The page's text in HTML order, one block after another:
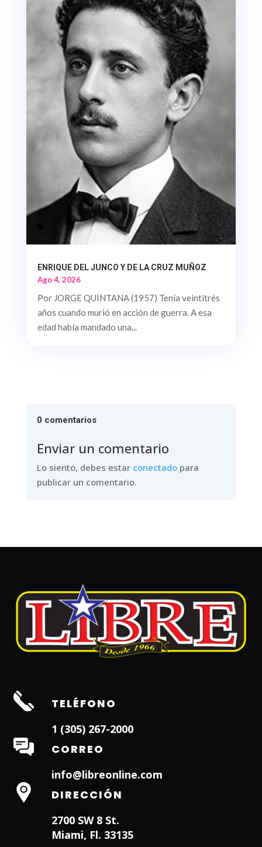
ENRIQUE DEL JUNCO Y DE LA CRUZ MUÑOZ
Ago 4, 2026
Por JORGE QUINTANA (1957) Tenía veintitrés
años cuando murió en acción de guerra. A esa
edad había mandado una...
0 comentarios
Enviar un comentario
Lo siento, debes estar conectadopara
publicar un comentario.
TELÉFONO
1 (305) 267-2000
CORREO
info@libreonline.com
DIRECCIÓN
2700 SW 8 St.
Miami, Fl. 33135